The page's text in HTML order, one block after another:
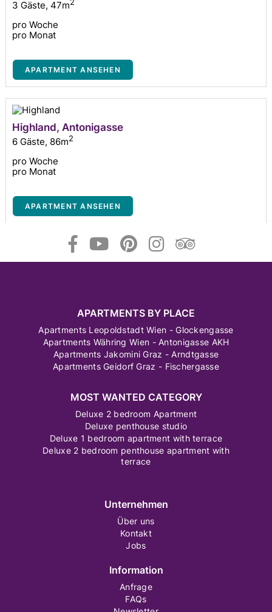
3 Gäste, 47m2
pro Woche
pro Monat
APARTMENT ANSEHEN
Highland, Antonigasse
6 Gäste, 86m2
pro Woche
pro Monat
APARTMENT ANSEHEN
APARTMENTS BY PLACE
Apartments Leopoldstadt Wien - Glockengasse
Apartments Währing Wien - Antonigasse AKH
Apartments Jakomini Graz - Arndtgasse
Apartments Geidorf Graz - Fischergasse
MOST WANTED CATEGORY
Deluxe 2 bedroom Apartment
Deluxe penthouse studio
Deluxe 1 bedroom apartment with terrace
Deluxe 2 bedroom penthouse apartment with
terrace
Unternehmen
Über uns
Kontakt
Jobs
Information
Anfrage
FAQs